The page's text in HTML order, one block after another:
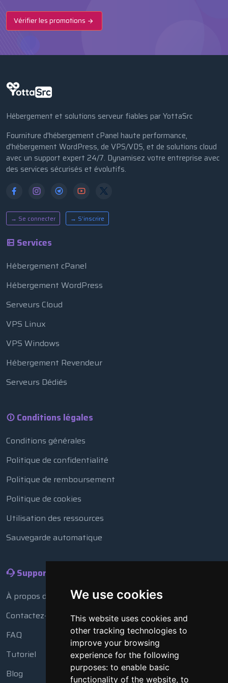
We use cookies
This website uses cookies and
other tracking technologies to
improve your browsing
experience for the following
purposes: to enable basic
functionality of the website, to
Vérifier les promotions
Hébergement et solutions serveur fiables par YottaSrc
Fourniture d'hébergement cPanel haute performance,
d'hébergement WordPress, de VPS/VDS, et de solutions cloud
avec un support expert 24/7. Dynamisez votre entreprise avec
des services sécurisés et évolutifs.
→ Se connecter → S’inscrire
Services
Hébergement cPanel
Hébergement WordPress
Serveurs Cloud
VPS Linux
VPS Windows
Hébergement Revendeur
Serveurs Dédiés
Conditions légales
Conditions générales
Politique de confidentialité
Politique de remboursement
Politique de cookies
Utilisation des ressources
Sauvegarde automatique
Support
À propos de nous
Contactez-nous
FAQ
Tutoriel
Blog